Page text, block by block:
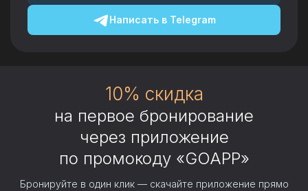
Написать вTelegram
10% скидка
на первое бронирование
через приложение
по промокоду «GOAPP»
Бронируйте в один клик — скачайте приложение прямо